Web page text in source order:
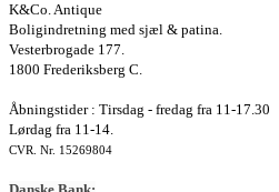
K&Co. Antique
Boligindretning med sjæl & patina.
Vesterbrogade 177.
1800 Frederiksberg C.
Åbningstider : Tirsdag - fredag fra 11-17.30
Lørdag fra 11-14.
CVR. Nr. 15269804